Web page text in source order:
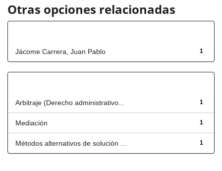
Otras opciones relacionadas
1
Jácome Carrera, Juan Pablo
1
Arbitraje (Derecho administrativo...
1
Mediación
1
Métodos alternativos de solución ...